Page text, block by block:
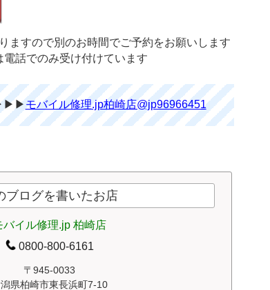
ますので別のお時間でご予約をお願いします
話でのみ受け付けています
モバイル修理.jp柏崎店@jp96966451
ブログを書いたお店
バイル修理.jp 柏崎店
0800-800-6161
〒945-0033
県柏崎市東長浜町7-10